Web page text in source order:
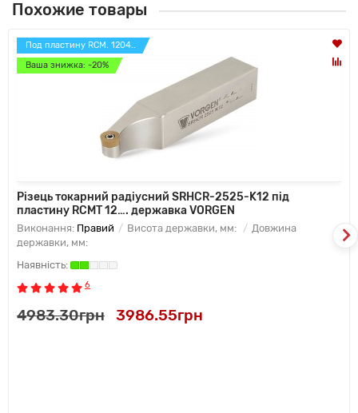
Похожие товары
Под пластину RCM. 1204..
Ваша знижка: -20%
Різець токарний радіусний SRHCR-2525-K12 під
пластину RCMT 12…. державка VORGEN
Виконання: Правий Висота державки, мм:
Довжина
державки, мм:
6
4983.30грн 3986.55грн